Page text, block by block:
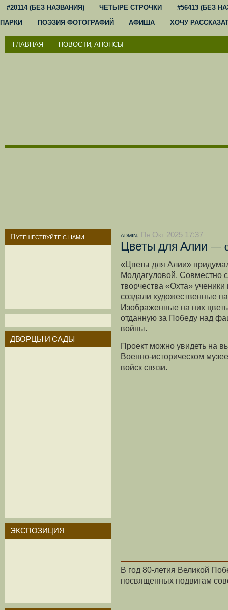
#20114 (БЕЗ НАЗВАНИЯ) ЧЕТЫРЕ СТРОЧКИ
#56413 (БЕЗ
ПАРКИ
ПОЭЗИЯ ФОТОГРАФИЙ АФИША ХОЧУ
ГЛАВНАЯ НОВОСТИ, АНОНСЫ
admin, Пн Окт 2025 17:37
Цветы для Алии —
«Цветы для Алии»
Молдагуловой. Совместно
творчества «Охта»
создали художественные
Изображенные на них
отданную за Победу над
войны.
Проект можно увидеть на
Военно-историческом
войск связи.
В год 80-летия Великой
посвященных подвигам
Путешествуйте с нами
ДВОРЦЫ И САДЫ
ЭКСПОЗИЦИЯ